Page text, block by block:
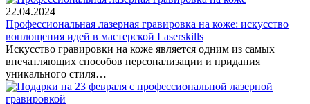
22.04.2024
Профессиональная лазерная гравировка на коже: искусство
воплощения идей в мастерской Laserskills
Искусство гравировки на коже является одним из самых
впечатляющих способов персонализации и придания
уникального стиля…